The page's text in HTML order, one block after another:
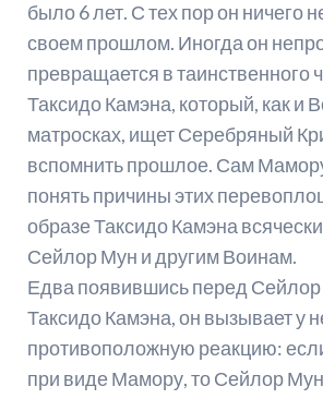
было 6 лет. С тех пор он ничего
своем прошлом. Иногда он
превращается в таинственного
Таксидо Камэна, который, как и
матросках, ищет Серебряный
вспомнить прошлое. Сам
понять причины этих
образе Таксидо Камэна
Сейлор Мун и другим Воинам.
Едва появившись перед
Таксидо Камэна, он вызывает у
противоположную реакцию:
при виде Мамору, то Сейлор